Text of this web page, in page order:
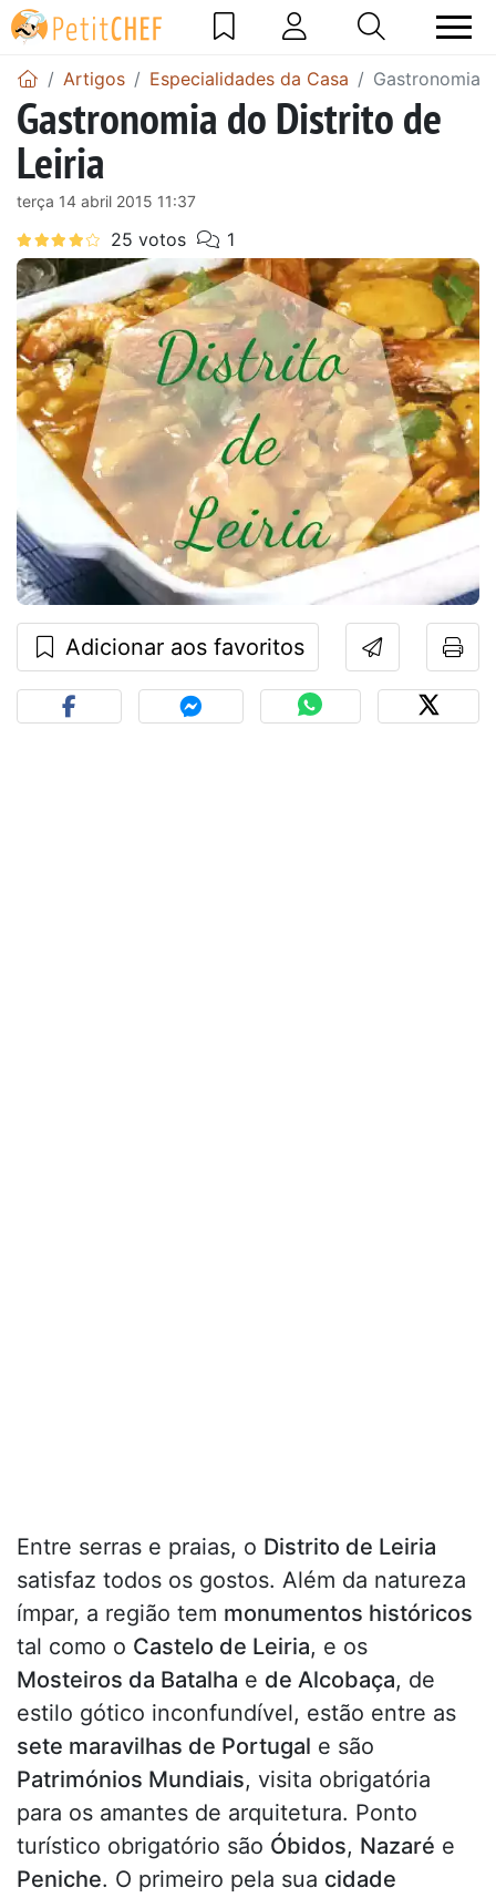
Artigos Especialidades da Casa Gastronomia
Gastronomia do Distrito de
Leiria
terça 14 abril 2015 11:37
Adicionar aos favoritos
Entre serras e praias, o Distrito de Leiria
satisfaz todos os gostos. Além da natureza
ímpar, a região tem monumentos históricos
tal como o Castelo de Leiria, e os
Mosteiros da Batalha e de Alcobaça, de
estilo gótico inconfundível, estão entre as
sete maravilhas de Portugal e são
Patrimónios Mundiais, visita obrigatória
para os amantes de arquitetura. Ponto
turístico obrigatório são Óbidos, Nazaré e
Peniche. O primeiro pela sua cidade